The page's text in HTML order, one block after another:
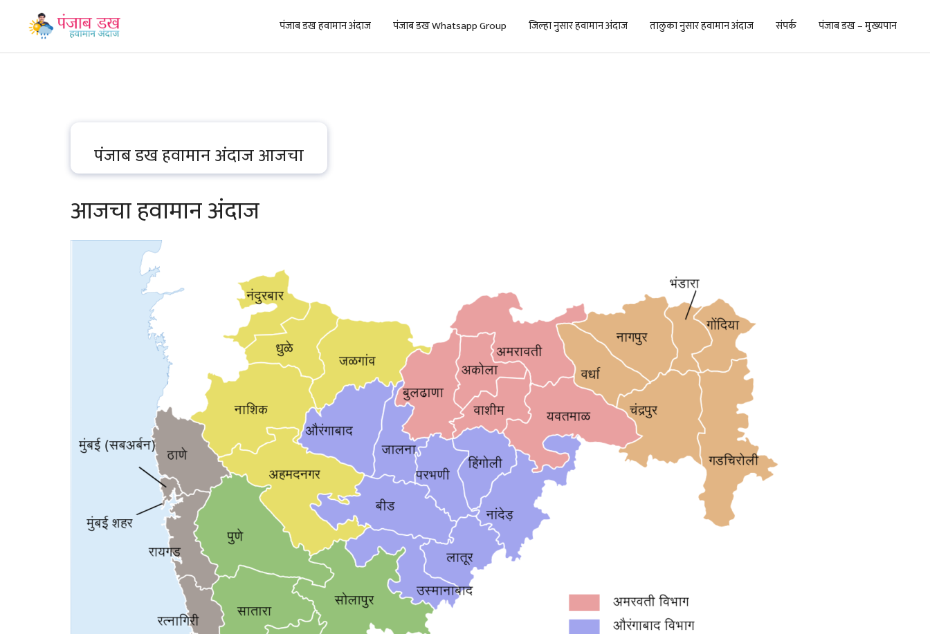
पंजाब डख हवामान अंदाज पंजाब डख Whatsapp Group जिल्हा नुसार हवामान अंदाज तालुका नुसार हवामान अंदाज संपर्क पंजाब डख – मुख्यपान
पंजाब डख हवामान अंदाज आजचा
आजचा हवामान अंदाज